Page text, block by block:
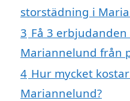
storstädning i
3 Få 3
Mariannelund från
4 Hur mycket
Mariannelund?